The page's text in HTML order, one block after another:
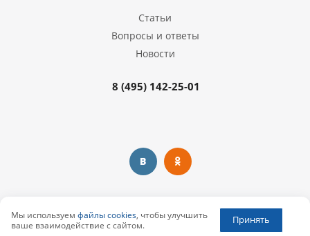
Статьи
Вопросы и ответы
Новости
8 (495) 142-25-01
Предоставленная на сайте информация несёт справочный
характер и не является публичной офертой, определяемой
Мы используем файлы cookies, чтобы улучшить
ваше взаимодействие с сайтом.
Принять